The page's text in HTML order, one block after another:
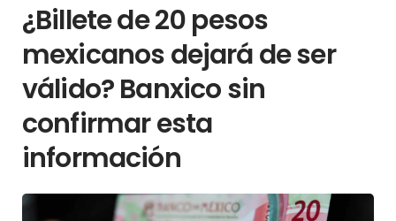
¿Billete de 20 pesos
mexicanos dejará de ser
válido? Banxico sin
confirmar esta
información